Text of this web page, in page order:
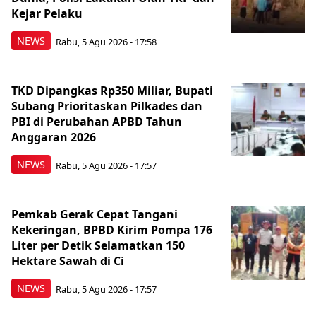
NEWS
Kejar Pelaku
Rabu, 5 Agu 2026 - 17:58
NEWS
TKD Dipangkas Rp350 Miliar, Bupati
Subang Prioritaskan Pilkades dan
PBI di Perubahan APBD Tahun
Anggaran 2026
Rabu, 5 Agu 2026 - 17:57
NEWS
Pemkab Gerak Cepat Tangani
Kekeringan, BPBD Kirim Pompa 176
Liter per Detik Selamatkan 150
Hektare Sawah di Ci
Rabu, 5 Agu 2026 - 17:57